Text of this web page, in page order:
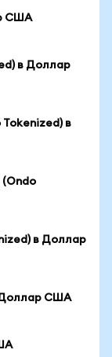
США
в Доллар
Tokenized) в
(Ondo
в Доллар
Доллар США